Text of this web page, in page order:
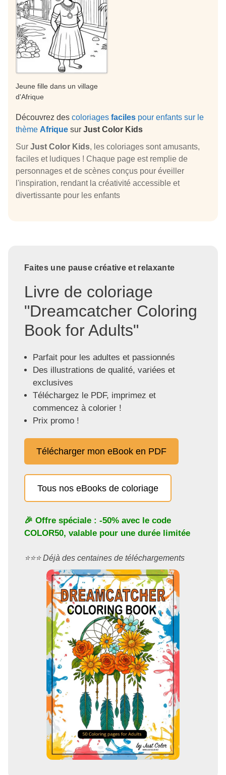
Jeune fille dans un village
d'Afrique
Découvrez des coloriages faciles pour enfants sur le
thème Afrique sur Just Color Kids
Sur Just Color Kids, les coloriages sont amusants,
faciles et ludiques ! Chaque page est remplie de
personnages et de scènes conçus pour éveiller
l'inspiration, rendant la créativité accessible et
divertissante pour les enfants
Faites une pause créative et relaxante
Livre de coloriage
"Dreamcatcher Coloring
Book for Adults"
Parfait pour les adultes et passionnés
Des illustrations de qualité, variées et
exclusives
Téléchargez le PDF, imprimez et
commencez à colorier !
Prix promo !
Télécharger mon eBook en PDF
Tous nos eBooks de coloriage
🎉 Offre spéciale : -50% avec le code
COLOR50, valable pour une durée limitée
⭐️⭐️⭐️ Déjà des centaines de téléchargements